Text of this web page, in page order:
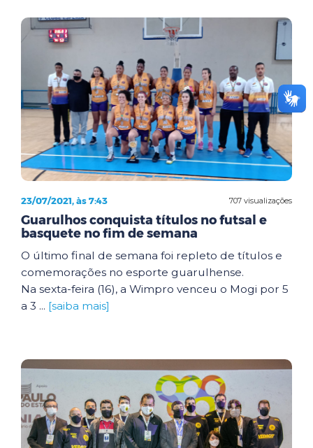
707 visualizações
23/07/2021, às 7:43
Guarulhos conquista títulos no futsal e
basquete no fim de semana
O último final de semana foi repleto de títulos e
comemorações no esporte guarulhense.
Na sexta-feira (16), a Wimpro venceu o Mogi por 5
a 3 ... [saiba mais]